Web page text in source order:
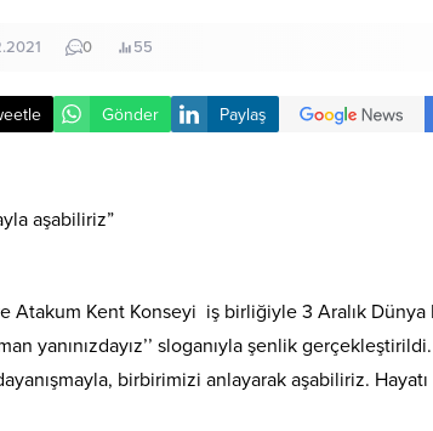
0 55
Gönder Paylaş
aşabiliriz”
Atakum Kent Konseyi iş birliğiyle 3 Aralık Dünya
yanınızdayız’’ sloganıyla şenlik
birbirimizi anlayarak aşabiliriz.